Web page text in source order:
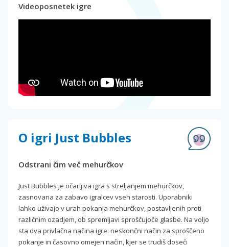
Videoposnetek igre
O igri Just Bubbles
Odstrani čim več mehurčkov
Just Bubbles je očarljiva igra s streljanjem mehurčkov,
zasnovana za zabavo igralcev vseh starosti. Uporabniki
lahko uživajo v urah pokanja mehurčkov, postavljenih proti
različnim ozadjem, ob spremljavi sproščujoče glasbe. Na voljo
sta dva privlačna načina igre: neskončni način za sproščeno
pokanje in časovno omejen način, kjer se trudiš doseči